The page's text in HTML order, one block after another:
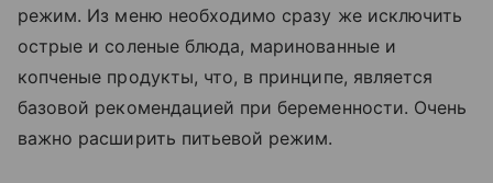
режим. Из меню необходимо сразу же исключить
острые и соленые блюда, маринованные и
копченые продукты, что, в принципе, является
базовой рекомендацией при беременности. Очень
важно расширить питьевой режим.